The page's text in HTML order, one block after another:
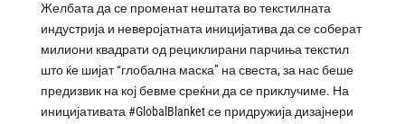
Желбата да се променат нештата во текстилната
индустрија и неверојатната иницијатива да се соберат
милиони квадрати од рециклирани парчиња текстил
што ќе шијат “глобална маска” на свеста, за нас беше
предизвик на кој бевме среќни да се приклучиме. На
иницијативата #GlobalBlanket се придружија дизајнери